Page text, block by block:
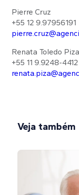
Pierre Cruz
+55 12 9.97956191
Renata Toledo Piza
+55 11 9.9248-4412
Veja também